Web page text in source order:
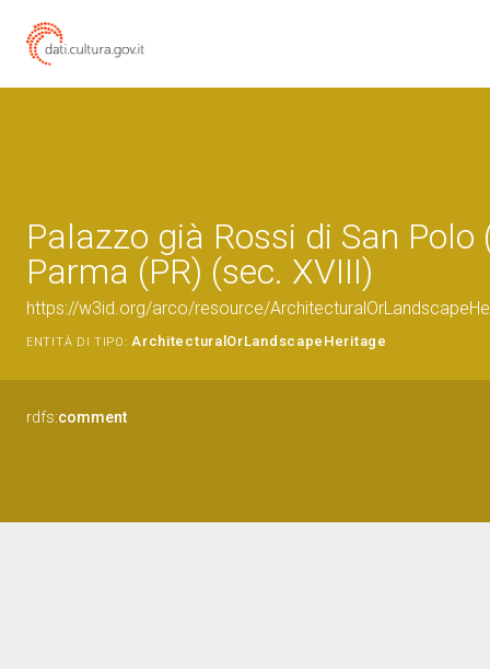
Palazzo già Rossi di San Polo
Parma (PR) (sec. XVIII)
https://w3id.org/arco/resource/
ENTITÀ DI TIPO: ArchitecturalOrLandscapeHeritage
rdfs:comment